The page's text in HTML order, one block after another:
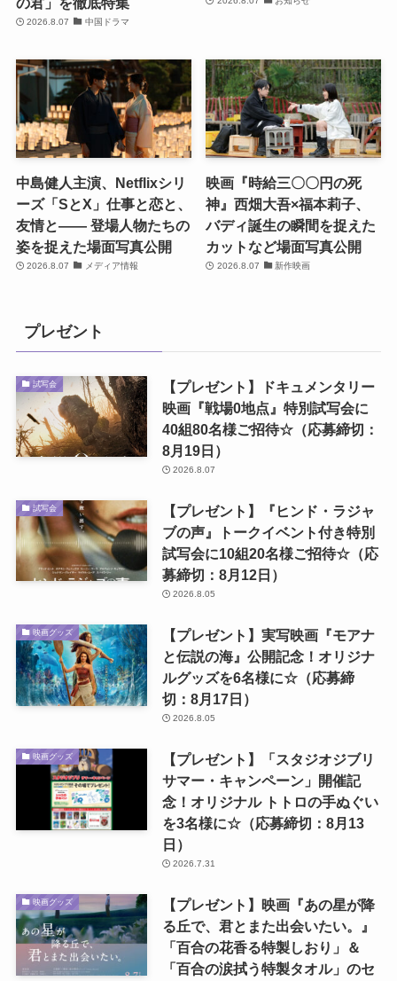
2026.8.07 中国ドラマ
中島健人主演、Netflixシリ
ーズ「SとX」仕事と恋と、
友情と―― 登場人物たちの
姿を捉えた場面写真公開
2026.8.07 メディア情報
映画『時給三〇〇円の死
神』西畑大吾×福本莉子、
バディ誕生の瞬間を捉えた
カットなど場面写真公開
2026.8.07 新作映画
プレゼント
試写会
【プレゼント】ドキュメンタリー
映画『戦場0地点』特別試写会に
40組80名様ご招待☆（応募締切：
8月19日）
2026.8.07
試写会
【プレゼント】『ヒンド・ラジャ
ブの声』トークイベント付き特別
試写会に10組20名様ご招待☆（応
募締切：8月12日）
2026.8.05
映画グッズ
【プレゼント】実写映画『モアナ
と伝説の海』公開記念！オリジナ
ルグッズを6名様に☆（応募締
切：8月17日）
2026.8.05
映画グッズ
【プレゼント】「スタジオジブリ
サマー・キャンペーン」開催記
念！オリジナル トトロの手ぬぐい
を3名様に☆（応募締切：8月13
日）
2026.7.31
映画グッズ
【プレゼント】映画『あの星が降
る丘で、君とまた出会いたい。』
「百合の花香る特製しおり」＆
「百合の涙拭う特製タオル」のセ